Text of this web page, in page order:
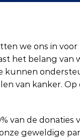
we ons in
het belang
van kanker.
van de
geweldige